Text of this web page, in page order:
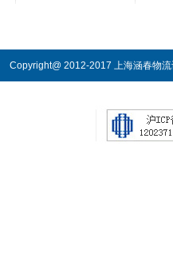
Copyright@ 2012-2017 上海涵春物